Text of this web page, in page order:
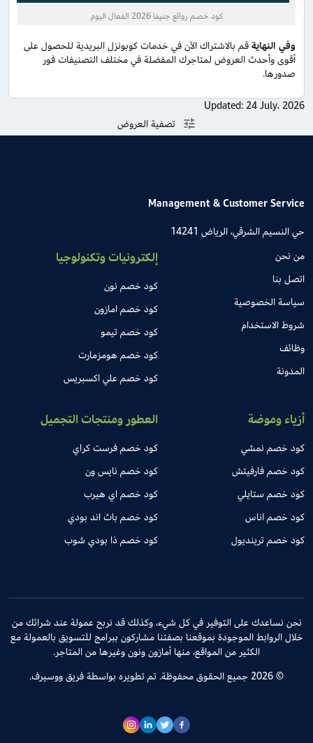
كود خصم روائع جنيفا 2026 الفعال اليوم
وفي النهايةقم بالاشتراك الآن في خدمات كوبونزل البريدية للحصول على
أقوى وأحدث العروض لمتاجرك المفضلة في مختلف التصنيفات فور
صدورها.
Updated: 24 July، 2026
تصفية العروض
Management & Customer Service
حي النسيم الشرقي، الرياض 14241
من نحن
اتصل بنا
سياسة الخصوصية
شروط الاستخدام
وظائف
المدونة
إلكترونيات وتكنولوجيا
كود خصم نون
كود خصم امازون
كود خصم تيمو
كود خصم هومزمارت
كود خصم علي اكسبريس
أزياء وموضة
كود خصم نمشي
كود خصم فارفيتش
كود خصم ستايلي
كود خصم اناس
كود خصم ترينديول
العطور ومنتجات التجميل
كود خصم فرست كراي
كود خصم نايس ون
كود خصم اي هيرب
كود خصم باث اند بودي
كود خصم ذا بودي شوب
نحن نساعدك على التوفير في كل شيء، وكذلك قد نربح عمولة عند شرائك من
خلال الروابط الموجودة بموقعنا بصفتنا مشاركون ببرامج للتسويق بالعمولة مع
الكثير من المواقع، منها أمازون ونون وغيرها من المتاجر.
© 2026 جميع الحقوق محفوظة. تم تطويره بواسطة فريق ووسيرف.